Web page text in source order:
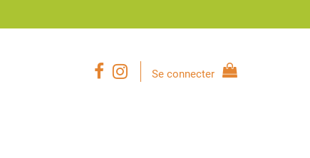
Se connecter